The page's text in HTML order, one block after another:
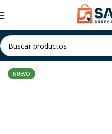
Inicio Ordenadores & Oficina
NUEVO